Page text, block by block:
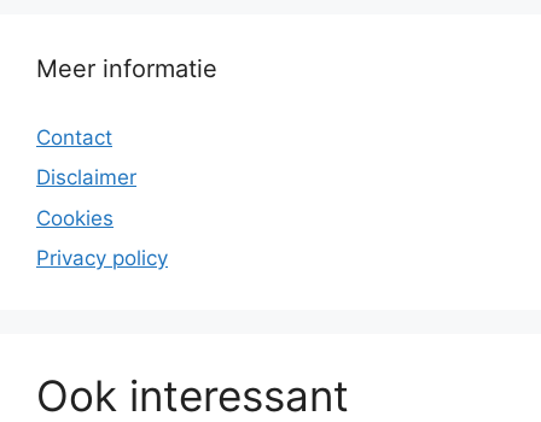
Meer informatie
Contact
Disclaimer
Cookies
Privacy policy
Ook interessant